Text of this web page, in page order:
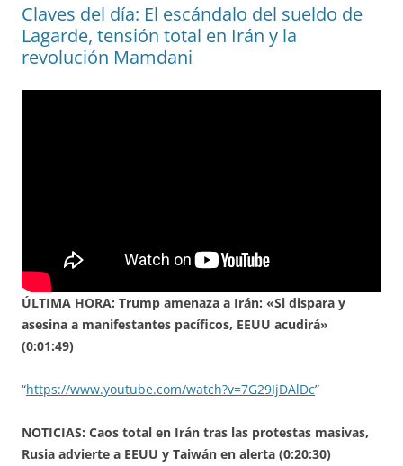
Claves del día: El escándalo del sueldo de
Lagarde, tensión total en Irán y la
revolución Mamdani
ÚLTIMA HORA: Trump amenaza a Irán: «Si dispara y
asesina a manifestantes pacíficos, EEUU acudirá»
(0:01:49)
“https://www.youtube.com/watch?v=7G29IjDAlDc”
NOTICIAS: Caos total en Irán tras las protestas masivas,
Rusia advierte a EEUU y Taiwán en alerta (0:20:30)